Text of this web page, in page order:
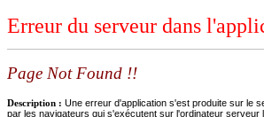
Erreur du serveur dans
Page Not Found !!
Description : Une erreur d'application s'est produite sur le
par les navigateurs qui s'exécutent sur l'ordinateur serveur